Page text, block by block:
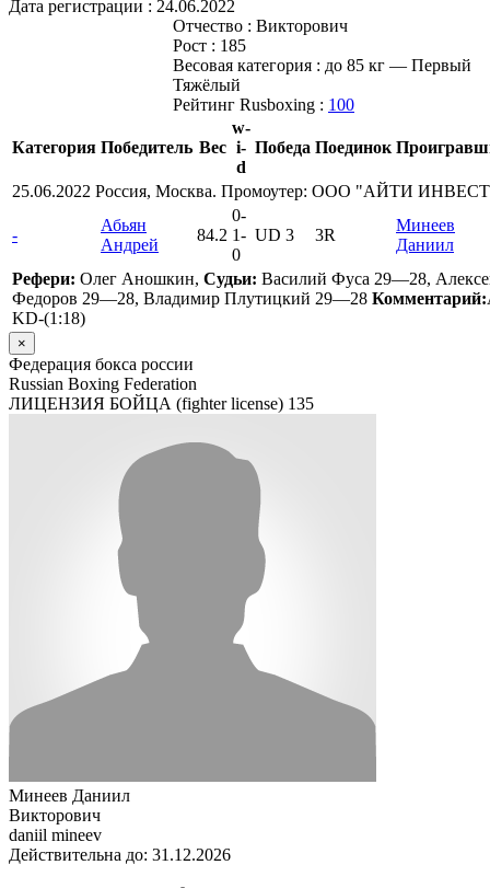
Дата регистрации : 24.06.2022
Отчество : Викторович
Рост : 185
Весовая категория : до 85 кг — Первый
Тяжёлый
Рейтинг Rusboxing : 100
Категория Победитель Вес
w-
i-
d
Победа Поединок
25.06.2022 Россия, Москва. Промоутер: ООО "АЙТИ
-
Абьян
Андрей
84.2
0-
1-
0
UD 3 3R
Минеев
Даниил
Рефери: Олег Аношкин, Судьи: Василий Фуса 29—28,
Федоров 29—28, Владимир Плутицкий 29—28 Комментарий:
KD-(1:18)
×
Федерация бокса россии
Russian Boxing Federation
ЛИЦЕНЗИЯ БОЙЦА (fighter license) 135
Минеев Даниил
Викторович
daniil mineev
Действительна до: 31.12.2026